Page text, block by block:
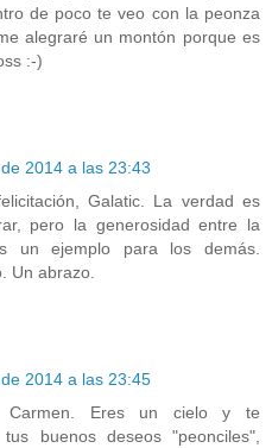
de poco te veo con la peonza
alegraré un montón porque es
:-)
2014 a las 23:43
Galatic. La verdad es
pero la generosidad entre la
un ejemplo para los demás.
Un abrazo.
2014 a las 23:45
Carmen. Eres un cielo y te
buenos deseos "peonciles",